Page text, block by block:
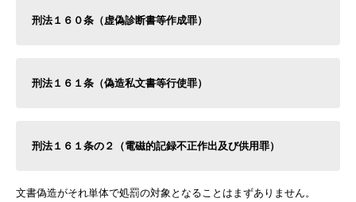
刑法１６０条（虚偽診断書等作成罪）
刑法１６１条（偽造私文書等行使罪）
刑法１６１条の２（電磁的記録不正作出及び供用罪）
文書偽造がそれ単体で処罰の対象となることはまずありません。